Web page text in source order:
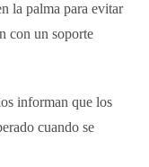
la palma para evitar
con un soporte
informan que los
cuando se